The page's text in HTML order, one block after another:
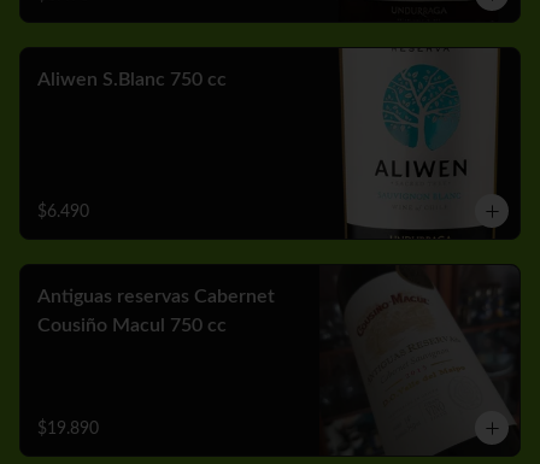
Aliwen S.Blanc 750 cc
$6.490
Antiguas reservas Cabernet
Cousiño Macul 750 cc
$19.890